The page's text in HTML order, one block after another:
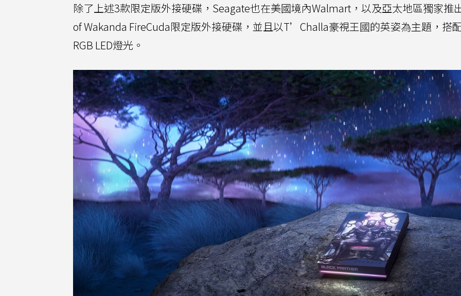
除了上述3款限定版外接硬碟，Seagate也在美國境內Walmart，以及亞太地區獨家推
of Wakanda FireCuda限定版外接硬碟，並且以T’Challa豪視王國的英姿為主題，搭
RGB LED燈光。